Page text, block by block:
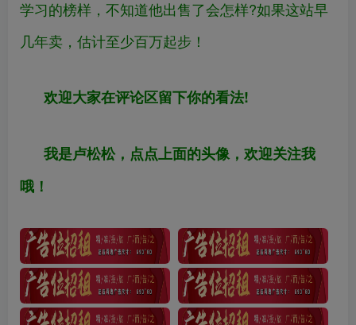
学习的榜样，不知道他出售了会怎样?如果这站早
几年卖，估计至少百万起步！
欢迎大家在评论区留下你的看法!
我是卢松松，点点上面的头像，欢迎关注我
哦！